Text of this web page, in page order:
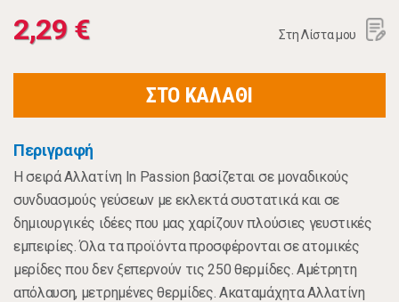
2,29 € Στη Λίστα μου
ΣΤΟ ΚΑΛΑΘΙ
Περιγραφή
Η σειρά Αλλατίνη In Passion βασίζεται σε μοναδικούς
συνδυασμούς γεύσεων με εκλεκτά συστατικά και σε
δημιουργικές ιδέες που μας χαρίζουν πλούσιες γευστικές
εμπειρίες. Όλα τα προϊόντα προσφέρονται σε ατομικές
μερίδες που δεν ξεπερνούν τις 250 θερμίδες. Αμέτρητη
απόλαυση, μετρημένες θερμίδες. Ακαταμάχητα Αλλατίνη